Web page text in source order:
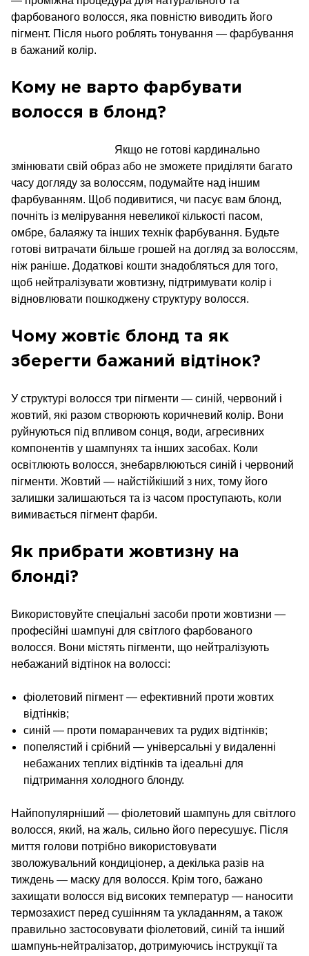
фарбованого волосся, яка повністю виводить його
пігмент. Після нього роблять тонування — фарбування
в бажаний колір.
Кому не варто фарбувати
волосся в блонд?
Якщо не готові кардинально
змінювати свій образ або не зможете приділяти багато
часу догляду за волоссям, подумайте над іншим
фарбуванням. Щоб подивитися, чи пасує вам блонд,
почніть із мелірування невеликої кількості пасом,
омбре, балаяжу та інших технік фарбування. Будьте
готові витрачати більше грошей на догляд за волоссям,
ніж раніше. Додаткові кошти знадобляться для того,
щоб нейтралізувати жовтизну, підтримувати колір і
відновлювати пошкоджену структуру волосся.
Чому жовтіє блонд та як
зберегти бажаний відтінок?
У структурі волосся три пігменти — синій, червоний і
жовтий, які разом створюють коричневий колір. Вони
руйнуються під впливом сонця, води, агресивних
компонентів у шампунях та інших засобах. Коли
освітлюють волосся, знебарвлюються синій і червоний
пігменти. Жовтий — найстійкіший з них, тому його
залишки залишаються та із часом проступають, коли
вимивається пігмент фарби.
Як прибрати жовтизну на
блонді?
Використовуйте спеціальні засоби проти жовтизни —
професійні шампуні для світлого фарбованого
волосся. Вони містять пігменти, що нейтралізують
небажаний відтінок на волоссі:
фіолетовий пігмент — ефективний проти жовтих
відтінків;
синій — проти помаранчевих та рудих відтінків;
попелястий і срібний — універсальні у видаленні
небажаних теплих відтінків та ідеальні для
підтримання холодного блонду.
Найпопулярніший — фіолетовий шампунь для світлого
волосся, який, на жаль, сильно його пересушує. Після
миття голови потрібно використовувати
зволожувальний кондиціонер, а декілька разів на
тиждень — маску для волосся. Крім того, бажано
захищати волосся від високих температур — наносити
термозахист перед сушінням та укладанням, а також
правильно застосовувати фіолетовий, синій та інший
шампунь-нейтралізатор, дотримуючись інструкції та